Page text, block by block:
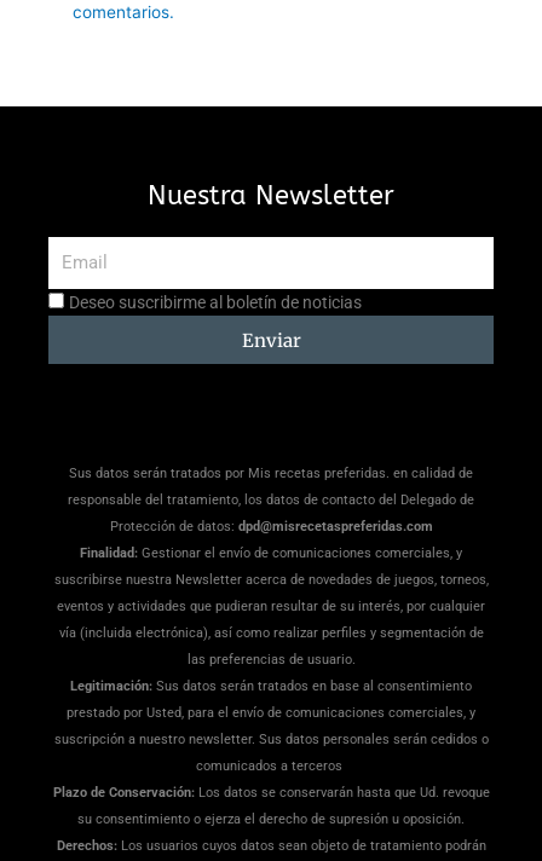
comentarios.
Nuestra Newsletter
Aceptación
Deseo suscribirme al boletín de noticias
Enviar
Sus datos serán tratados por Mis recetas preferidas. en calidad de
responsable del tratamiento, los datos de contacto del Delegado de
Protección de datos: dpd@misrecetaspreferidas.com
Finalidad: Gestionar el envío de comunicaciones comerciales, y
suscribirse nuestra Newsletter acerca de novedades de juegos, torneos,
eventos y actividades que pudieran resultar de su interés, por cualquier
vía (incluida electrónica), así como realizar perfiles y segmentación de
las preferencias de usuario.
Legitimación: Sus datos serán tratados en base al consentimiento
prestado por Usted, para el envío de comunicaciones comerciales, y
suscripción a nuestro newsletter. Sus datos personales serán cedidos o
comunicados a terceros
Plazo de Conservación: Los datos se conservarán hasta que Ud. revoque
su consentimiento o ejerza el derecho de supresión u oposición.
Derechos: Los usuarios cuyos datos sean objeto de tratamiento podrán